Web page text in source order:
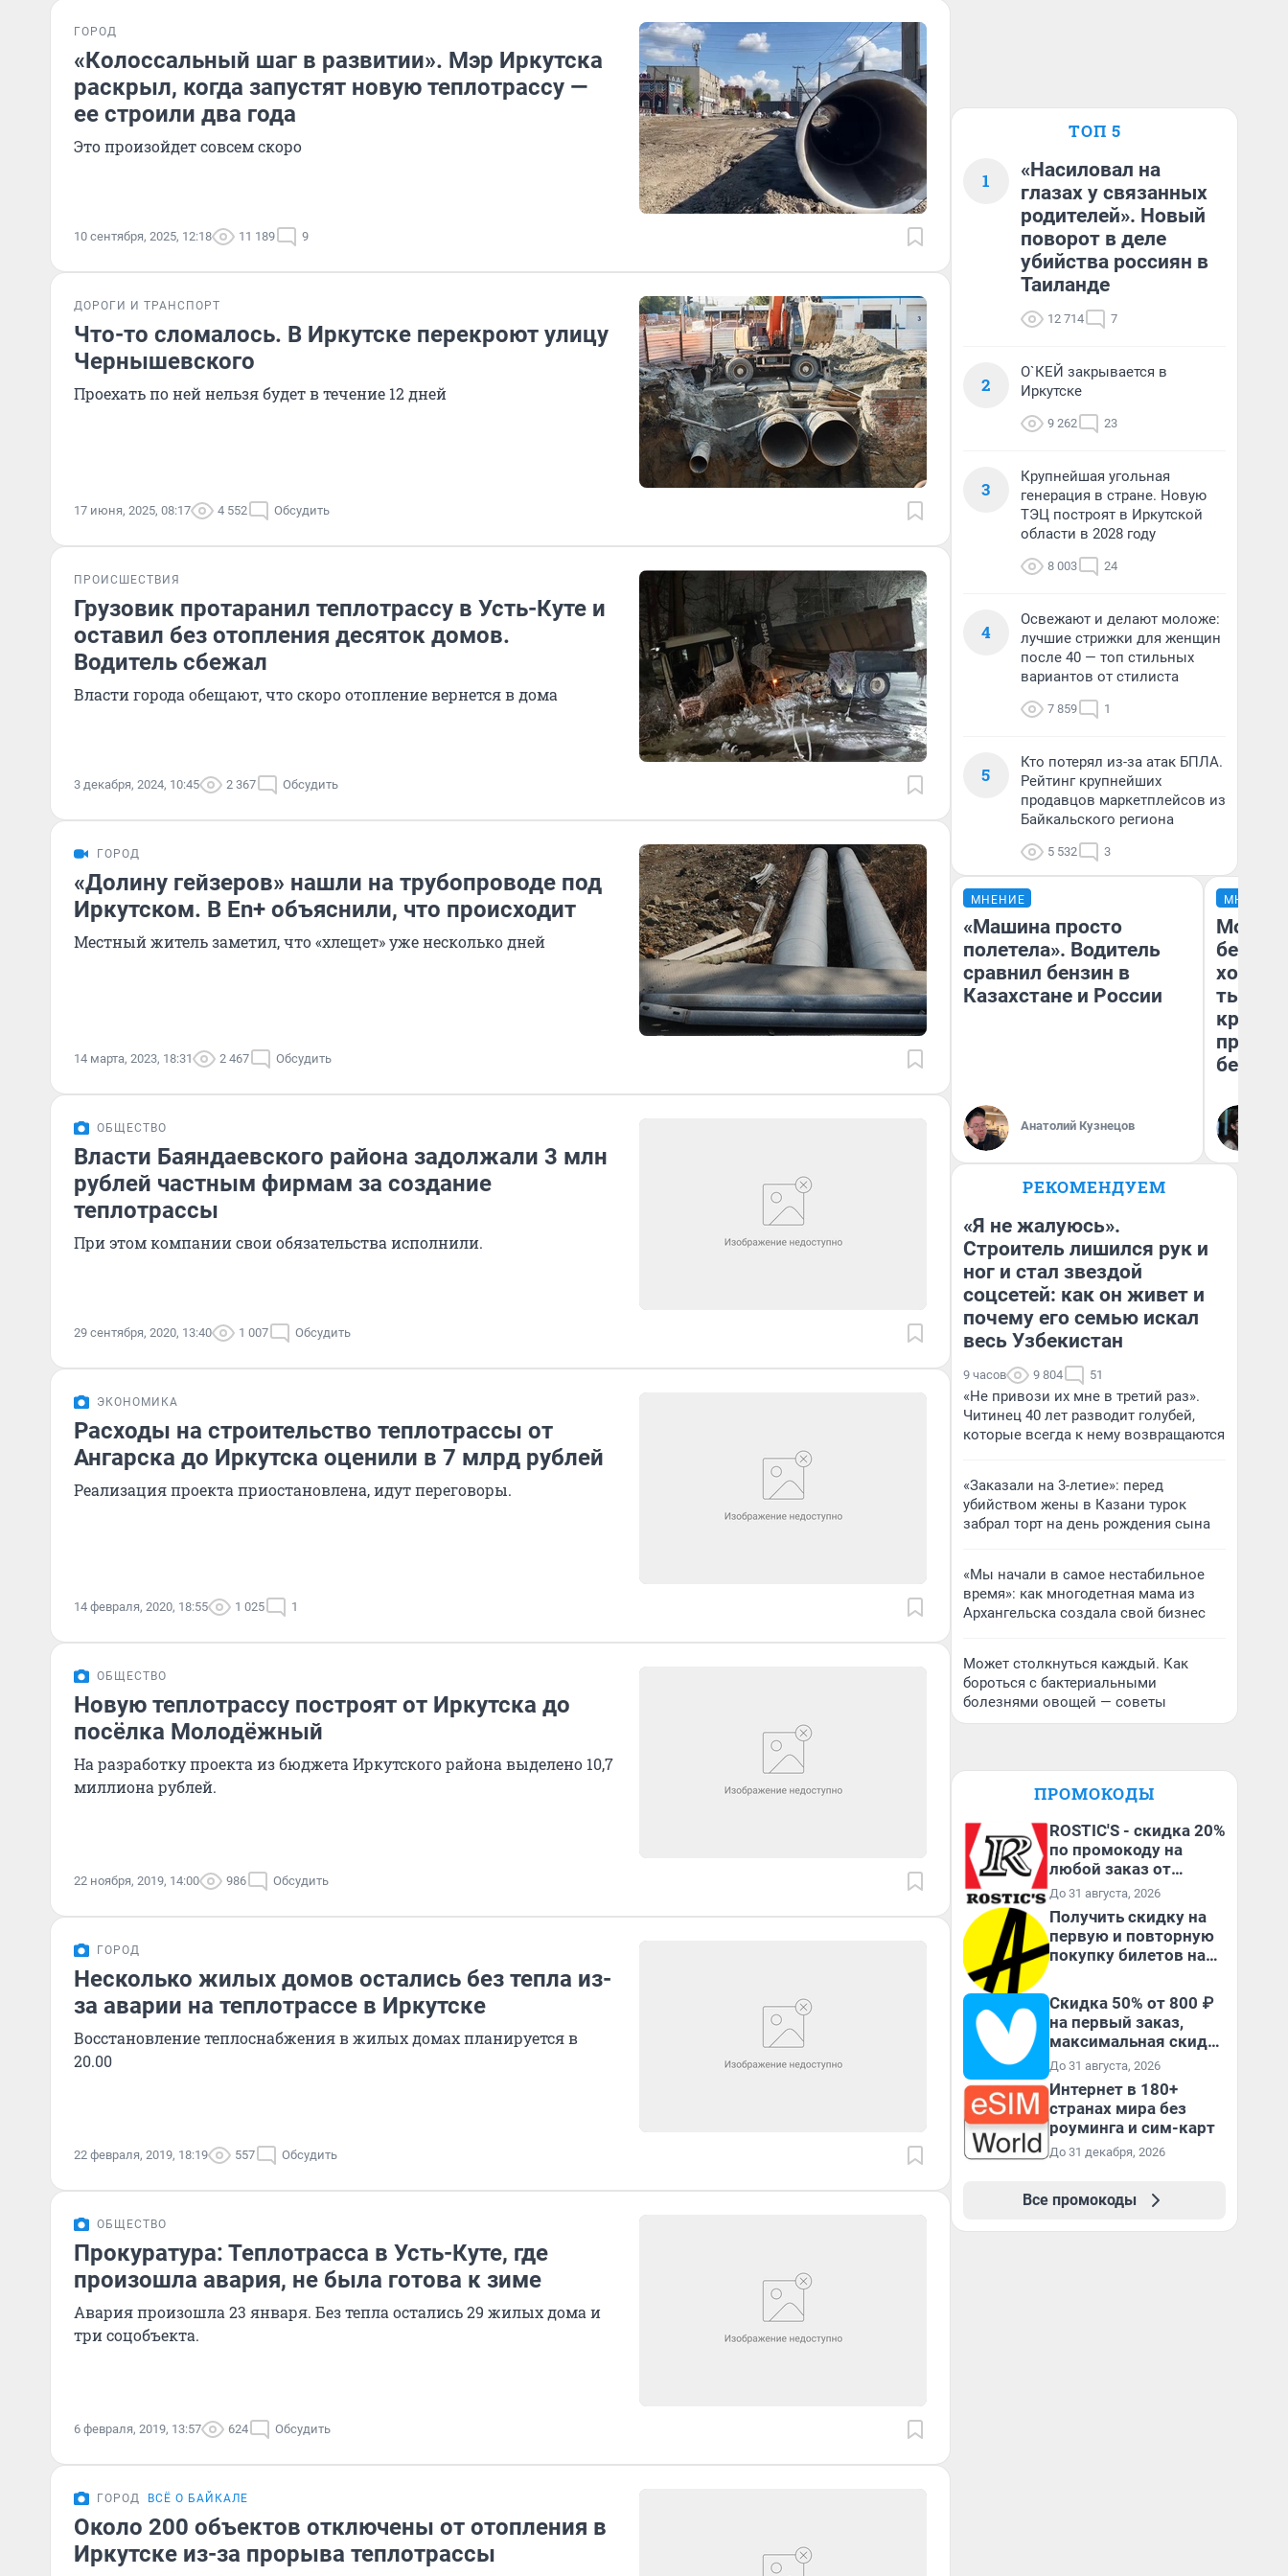
ГОРОД
«Колоссальный шаг в развитии». Мэр Иркутска
раскрыл, когда запустят новую теплотрассу —
ее строили два года
Это произойдет совсем скоро
10 сентября, 2025, 12:18 11 189 9
ДОРОГИ И ТРАНСПОРТ
Что-то сломалось. В Иркутске перекроют улицу
Чернышевского
Проехать по ней нельзя будет в течение 12 дней
17 июня, 2025, 08:17 4 552 Обсудить
ПРОИСШЕСТВИЯ
Грузовик протаранил теплотрассу в Усть-Куте и
оставил без отопления десяток домов.
Водитель сбежал
Власти города обещают, что скоро отопление вернется в дома
3 декабря, 2024, 10:45 2 367 Обсудить
ГОРОД
«Долину гейзеров» нашли на трубопроводе под
Иркутском. В En+ объяснили, что происходит
Местный житель заметил, что «хлещет» уже несколько дней
14 марта, 2023, 18:31 2 467 Обсудить
ОБЩЕСТВО
Власти Баяндаевского района задолжали 3 млн
рублей частным фирмам за создание
теплотрассы
При этом компании свои обязательства исполнили.
29 сентября, 2020, 13:40 1 007 Обсудить
ЭКОНОМИКА
Расходы на строительство теплотрассы от
Ангарска до Иркутска оценили в 7 млрд рублей
Реализация проекта приостановлена, идут переговоры.
14 февраля, 2020, 18:55 1 025 1
ОБЩЕСТВО
Новую теплотрассу построят от Иркутска до
посёлка Молодёжный
На разработку проекта из бюджета Иркутского района выделено 10,7
миллиона рублей.
22 ноября, 2019, 14:00 986 Обсудить
ГОРОД
Несколько жилых домов остались без тепла из-
за аварии на теплотрассе в Иркутске
Восстановление теплоснабжения в жилых домах планируется в
20.00
22 февраля, 2019, 18:19 557 Обсудить
ОБЩЕСТВО
Прокуратура: Теплотрасса в Усть-Куте, где
произошла авария, не была готова к зиме
Авария произошла 23 января. Без тепла остались 29 жилых дома и
три соцобъекта.
6 февраля, 2019, 13:57 624 Обсудить
ГОРОД ВСЁ О БАЙКАЛЕ
Около 200 объектов отключены от отопления в
Иркутске из-за прорыва теплотрассы
ТОП 5
1
«Насиловал на
глазах у связанных
родителей». Новый
поворот в деле
убийства россиян в
Таиланде
12 714 7
2
О`КЕЙ закрывается в
Иркутске
9 262 23
3
Крупнейшая угольная
генерация в стране. Новую
ТЭЦ построят в Иркутской
области в 2028 году
8 003 24
4
Освежают и делают моложе:
лучшие стрижки для женщин
после 40 — топ стильных
вариантов от стилиста
7 859 1
5
Кто потерял из-за атак БПЛА.
Рейтинг крупнейших
продавцов маркетплейсов из
Байкальского региона
5 532 3
МНЕНИЕ
«Машина просто
полетела». Водитель
сравнил бензин в
Казахстане и России
Анатолий Кузнецов
МНЕНИЕ
Мой
хотела
тысяч,
РЕКОМЕНДУЕМ
«Я не жалуюсь».
Строитель лишился рук и
ног и стал звездой
соцсетей: как он живет и
почему его семью искал
весь Узбекистан
9 часов 9 804 51
«Не привози их мне в третий раз».
Читинец 40 лет разводит голубей,
которые всегда к нему возвращаются
«Заказали на 3-летие»: перед
убийством жены в Казани турок
забрал торт на день рождения сына
«Мы начали в самое нестабильное
время»: как многодетная мама из
Архангельска создала свой бизнес
Может столкнуться каждый. Как
бороться с бактериальными
болезнями овощей — советы
ПРОМОКОДЫ
ROSTIC'S - скидка 20%
по промокоду на
любой заказ от
3199₽!
До 31 августа, 2026
Получить скидку на
первую и повторную
покупку билетов на
Скидка 50% от 800 ₽
на первый заказ,
максимальная скидка
600 ₽
До 31 августа, 2026
Интернет в 180+
странах мира без
роуминга и сим-карт
До 31 декабря, 2026
Все промокоды